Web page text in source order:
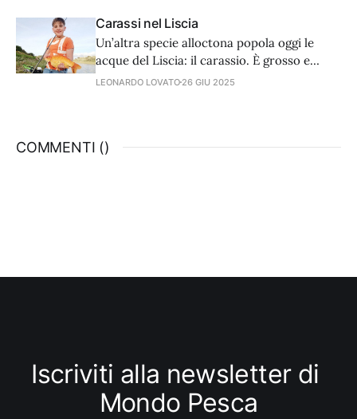
Carassi nel Liscia
Un’altra specie alloctona popola oggi le
acque del Liscia: il carassio. È grosso e
variamente colorato ma la pesca non è
LEONARDO LOVATO 26 GIU 2025
COMMENTI ()
Iscriviti alla newsletter di
Mondo Pesca